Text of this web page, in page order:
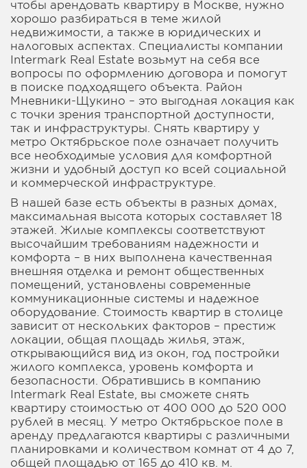
чтобы арендовать квартиру в Москве, нужно
хорошо разбираться в теме жилой
недвижимости, а также в юридических и
налоговых аспектах. Специалисты компании
Intermark Real Estate возьмут на себя все
вопросы по оформлению договора и помогут
в поиске подходящего объекта. Район
Мневники-Щукино – это выгодная локация как
с точки зрения транспортной доступности,
так и инфраструктуры. Снять квартиру у
метро Октябрьское поле означает получить
все необходимые условия для комфортной
жизни и удобный доступ ко всей социальной
и коммерческой инфраструктуре.
В нашей базе есть объекты в разных домах,
максимальная высота которых составляет 18
этажей. Жилые комплексы соответствуют
высочайшим требованиям надежности и
комфорта – в них выполнена качественная
внешняя отделка и ремонт общественных
помещений, установлены современные
коммуникационные системы и надежное
оборудование. Стоимость квартир в столице
зависит от нескольких факторов – престиж
локации, общая площадь жилья, этаж,
открывающийся вид из окон, год постройки
жилого комплекса, уровень комфорта и
безопасности. Обратившись в компанию
Intermark Real Estate, вы сможете снять
квартиру стоимостью от 400 000 до 520 000
рублей в месяц. У метро Октябрьское поле в
аренду предлагаются квартиры с различными
планировками и количеством комнат от 4 до 7,
общей площадью от 165 до 410 кв. м.